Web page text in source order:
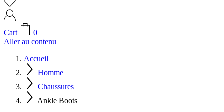
Cart
0
Aller au contenu
Accueil
Homme
Chaussures
Ankle Boots